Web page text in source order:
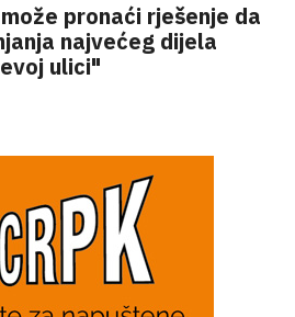
pronaći rješenje da
najvećeg dijela
ulici"